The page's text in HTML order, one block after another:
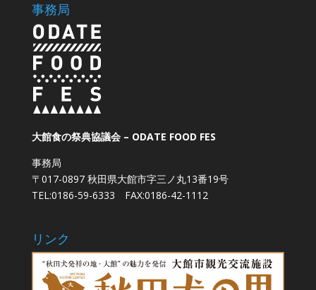
事務局
大館食の祭典協議会 – ODATE FOOD FES
事務局
〒017-0897 秋田県大館市字三ノ丸13番19号
TEL:0186-59-6333 FAX:0186-42-1112
リンク